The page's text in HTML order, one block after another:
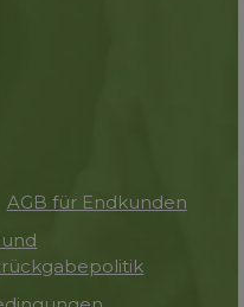
AGB für Endkunden